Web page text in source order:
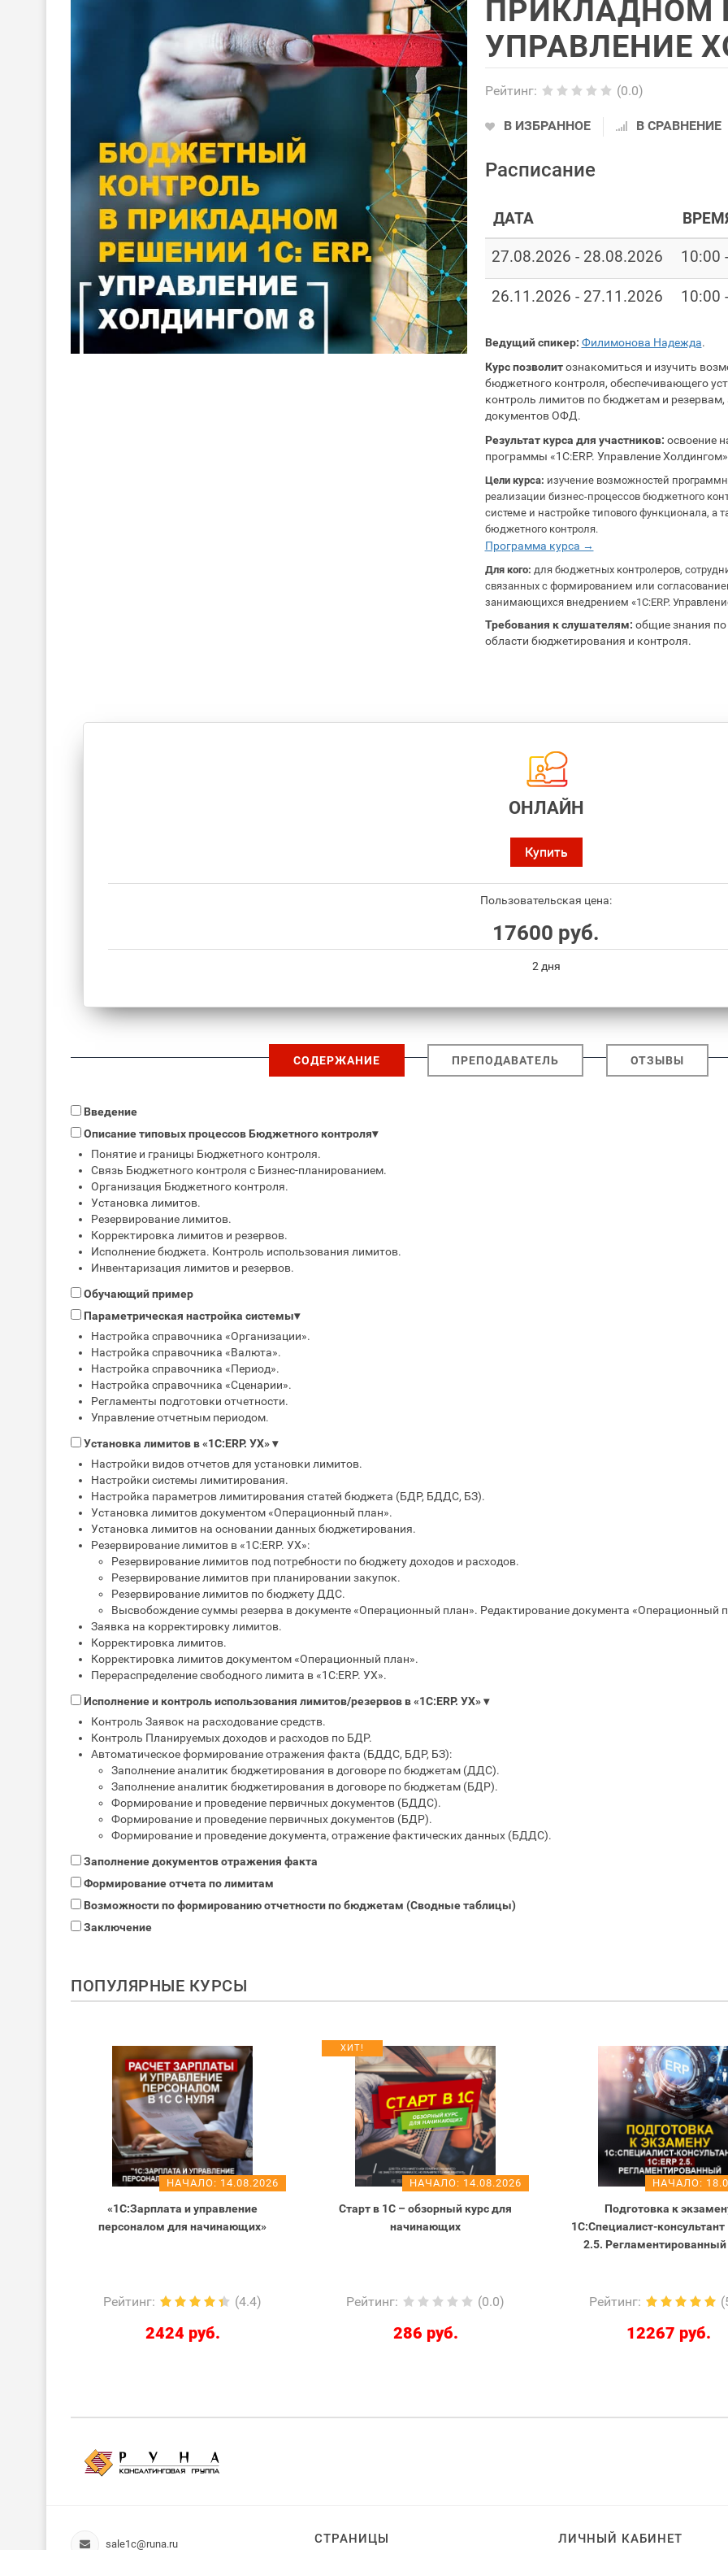
ПРИКЛАДНОМ
УПРАВЛЕНИЕ
Рейтинг: (0.0)
В ИЗБРАННОЕ В СРАВНЕНИЕ
Расписание
ДАТА
27.08.2026 - 28.08.2026 10:00
26.11.2026 - 27.11.2026 10:00
Ведущий спикер: Филимонова Надежда.
Курс позволитознакомиться и изучить
бюджетного контроля, обеспечивающего
контроль лимитов по бюджетам и
документов ОФД.
Результат курса для участников: освоение
программы «1С:ERP. Управление
Цели курса: изучение возможностей
реализации бизнес-процессов бюджетного
системе и настройке типового функционала,
бюджетного контроля.
Программа курса →
Для кого: для бюджетных контролеров,
связанных с формированием или
занимающихся внедрением «1С:ERP.
Требования к слушателям: общие знания
области бюджетирования и контроля.
ОНЛАЙН
Купить
Пользовательская цена:
17600 руб.
2 дня
СОДЕРЖАНИЕ ПРЕПОДАВАТЕЛЬ ОТЗЫВЫ
Введение
Описание типовых процессов Бюджетного контроля▾
Понятие и границы Бюджетного контроля.
Связь Бюджетного контроля с Бизнес-планированием.
Организация Бюджетного контроля.
Установка лимитов.
Резервирование лимитов.
Корректировка лимитов и резервов.
Исполнение бюджета. Контроль использования лимитов.
Инвентаризация лимитов и резервов.
Обучающий пример
Параметрическая настройка системы▾
Настройка справочника «Организации».
Настройка справочника «Валюта».
Настройка справочника «Период».
Настройка справочника «Сценарии».
Регламенты подготовки отчетности.
Управление отчетным периодом.
Установка лимитов в «1С:ERP. УХ»▾
Настройки видов отчетов для установки лимитов.
Настройки системы лимитирования.
Настройка параметров лимитирования статей бюджета (БДР, БДДС, БЗ).
Установка лимитов документом «Операционный план».
Установка лимитов на основании данных бюджетирования.
Резервирование лимитов в «1С:ERP. УХ»:
Резервирование лимитов под потребности по бюджету доходов и расходов.
Резервирование лимитов при планировании закупок.
Резервирование лимитов по бюджету ДДС.
Высвобождение суммы резерва в документе «Операционный план». Редактирование документа «Операционный
Заявка на корректировку лимитов.
Корректировка лимитов.
Корректировка лимитов документом «Операционный план».
Перераспределение свободного лимита в «1С:ERP. УХ».
Исполнение и контроль использования лимитов/резервов в «1С:ERP. УХ»▾
Контроль Заявок на расходование средств.
Контроль Планируемых доходов и расходов по БДР.
Автоматическое формирование отражения факта (БДДС, БДР, БЗ):
Заполнение аналитик бюджетирования в договоре по бюджетам (ДДС).
Заполнение аналитик бюджетирования в договоре по бюджетам (БДР).
Формирование и проведение первичных документов (БДДС).
Формирование и проведение первичных документов (БДР).
Формирование и проведение документа, отражение фактических данных (БДДС).
Заполнение документов отражения факта
Формирование отчета по лимитам
Возможности по формированию отчетности по бюджетам (Сводные таблицы)
Заключение
ПОПУЛЯРНЫЕ КУРСЫ
НАЧАЛО: 14.08.2026
«1С:Зарплата и управление
персоналом для начинающих»
Рейтинг: (4.4)
2424 руб.
ХИТ!
НАЧАЛО: 14.08.2026
Старт в 1С – обзорный курс для
начинающих
Рейтинг: (0.0)
286 руб.
НАЧАЛО:
Подготовка к
1С:Специалист-консультант
2.5. Регламентированный
Рейтинг:
12267 руб.
sale1c@runa.ru СТРАНИЦЫ ЛИЧНЫЙ КАБИНЕТ